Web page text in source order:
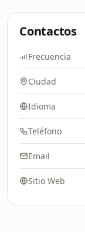
Contactos
Frecuencia
Ciudad
Idioma
Teléfono
Email
Sitio Web